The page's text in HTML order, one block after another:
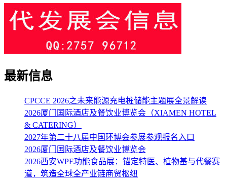
最新信息
CPCCE 2026之未来能源充电桩储能主题展全景解读
2026厦门国际酒店及餐饮业博览会（XIAMEN HOTEL
& CATERING）
2027年第二十八届中国环博会参展参观报名入口
2026厦门国际酒店及餐饮业博览会
2026西安WPE功能食品展：锚定特医、植物基与代餐赛
道，筑造全球全产业链商贸枢纽